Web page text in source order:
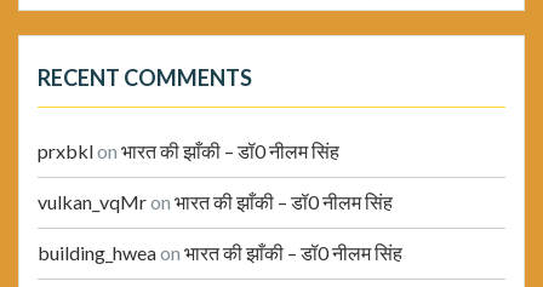
RECENT COMMENTS
prxbklon भारत की झाँकी – डॉ0 नीलम सिंह
vulkan_vqMron भारत की झाँकी – डॉ0 नीलम सिंह
building_hweaon भारत की झाँकी – डॉ0 नीलम सिंह